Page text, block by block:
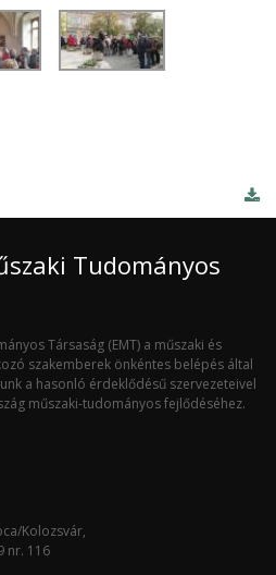
Tudományos
Társaság (EMT) a műszaki és
szakemberek önkéntes belépés által
a hasonló érdeklődésű szervezeteivel
műszaki-tudományos fejlődéséhez.
Kolozsvár,
nr. 116